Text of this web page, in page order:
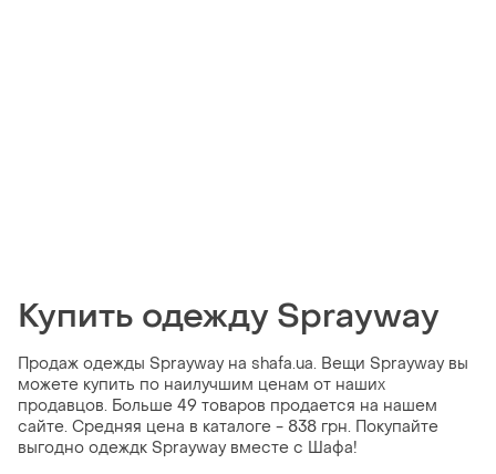
Купить одежду Sprayway
Продаж одежды Sprayway на shafa.ua. Вещи Sprayway вы
можете купить по наилучшим ценам от наших
продавцов. Больше 49 товаров продается на нашем
сайте. Средняя цена в каталоге - 838 грн. Покупайте
выгодно одеждк Sprayway вместе с Шафа!